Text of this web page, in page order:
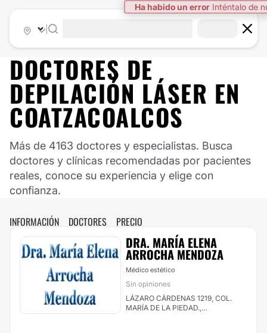
Ha habido un error Inténtalo de
DOCTORES DE
DEPILACIÓN LÁSER EN
COATZACOALCOS
Más de 4163 doctores y especialistas. Busca
doctores y clínicas recomendadas por pacientes
reales, conoce su experiencia y elige con
confianza.
INFORMACIÓN DOCTORES PRECIO
DRA. MARÍA ELENA
ARROCHA MENDOZA
Médico estético
Sin opiniones
LÁZARO CÁRDENAS 1219, COL.
MARÍA DE LA PIEDAD.,